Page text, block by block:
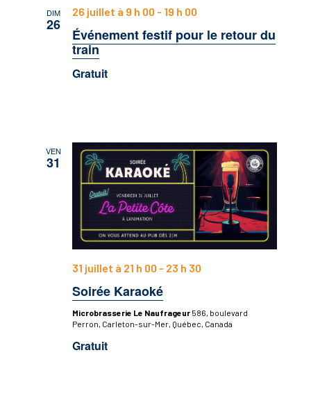
DIM
26
Événement festif pour le retour du
train
26 juillet à 9 h 00 - 19 h 00
Gratuit
VEN
31
Soirée Karaoké
31 juillet à 21 h 00 - 23 h 30
Microbrasserie Le Naufrageur 586, boulevard
Perron, Carleton-sur-Mer, Québec, Canada
Gratuit